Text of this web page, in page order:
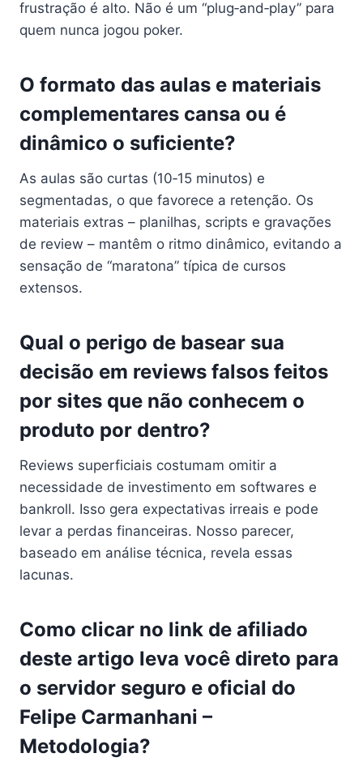
frustração é alto. Não é um “plug‑and‑play” para
quem nunca jogou poker.
O formato das aulas e materiais
complementares cansa ou é
dinâmico o suficiente?
As aulas são curtas (10‑15 minutos) e
segmentadas, o que favorece a retenção. Os
materiais extras – planilhas, scripts e gravações
de review – mantêm o ritmo dinâmico, evitando a
sensação de “maratona” típica de cursos
extensos.
Qual o perigo de basear sua
decisão em reviews falsos feitos
por sites que não conhecem o
produto por dentro?
Reviews superficiais costumam omitir a
necessidade de investimento em softwares e
bankroll. Isso gera expectativas irreais e pode
levar a perdas financeiras. Nosso parecer,
baseado em análise técnica, revela essas
lacunas.
Como clicar no link de afiliado
deste artigo leva você direto para
o servidor seguro e oficial do
Felipe Carmanhani –
Metodologia?